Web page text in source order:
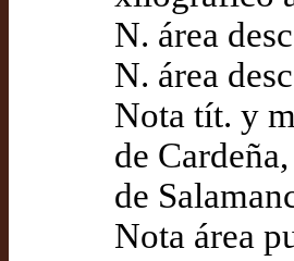
N. área
N. área
Nota tít. y
de
de
Nota área